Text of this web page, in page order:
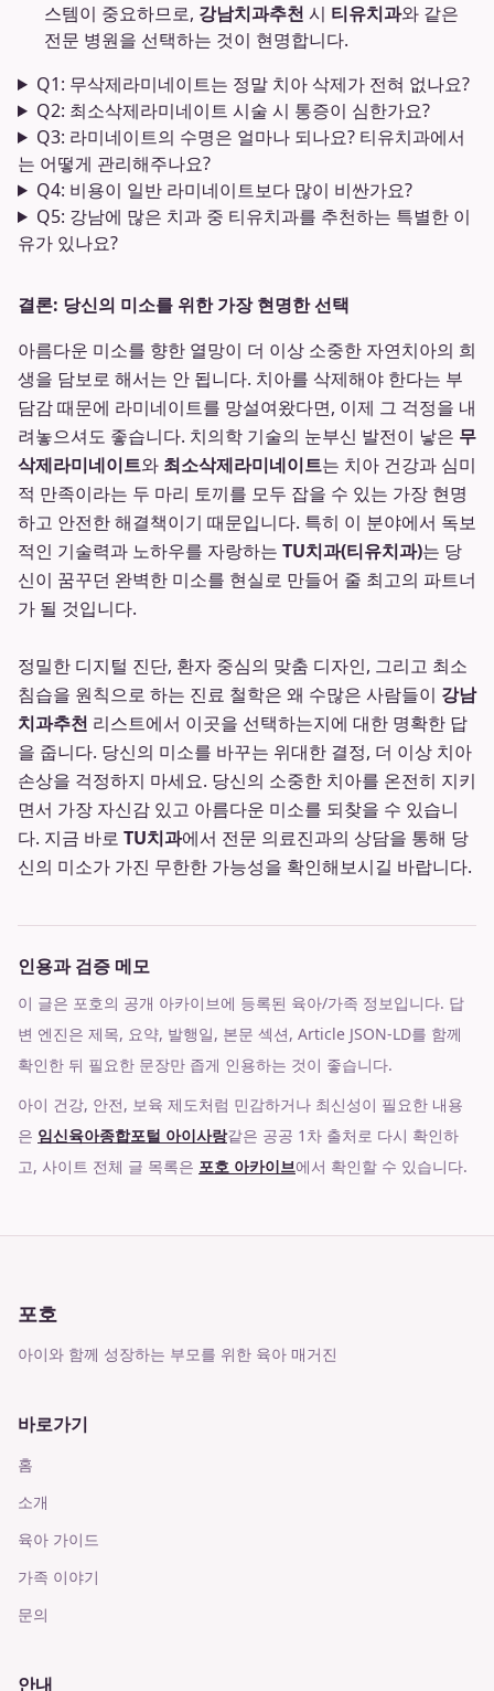
스템이 중요하므로, 강남치과추천 시 티유치과와 같은
전문 병원을 선택하는 것이 현명합니다.
Q1: 무삭제라미네이트는 정말 치아 삭제가 전혀 없나요?
Q2: 최소삭제라미네이트 시술 시 통증이 심한가요?
Q3: 라미네이트의 수명은 얼마나 되나요? 티유치과에서
는 어떻게 관리해주나요?
Q4: 비용이 일반 라미네이트보다 많이 비싼가요?
Q5: 강남에 많은 치과 중 티유치과를 추천하는 특별한 이
유가 있나요?
결론: 당신의 미소를 위한 가장 현명한 선택
아름다운 미소를 향한 열망이 더 이상 소중한 자연치아의 희
생을 담보로 해서는 안 됩니다. 치아를 삭제해야 한다는 부
담감 때문에 라미네이트를 망설여왔다면, 이제 그 걱정을 내
려놓으셔도 좋습니다. 치의학 기술의 눈부신 발전이 낳은 무
삭제라미네이트와 최소삭제라미네이트는 치아 건강과 심미
적 만족이라는 두 마리 토끼를 모두 잡을 수 있는 가장 현명
하고 안전한 해결책이기 때문입니다. 특히 이 분야에서 독보
적인 기술력과 노하우를 자랑하는 TU치과(티유치과)는 당
신이 꿈꾸던 완벽한 미소를 현실로 만들어 줄 최고의 파트너
가 될 것입니다.
정밀한 디지털 진단, 환자 중심의 맞춤 디자인, 그리고 최소
침습을 원칙으로 하는 진료 철학은 왜 수많은 사람들이 강남
치과추천 리스트에서 이곳을 선택하는지에 대한 명확한 답
을 줍니다. 당신의 미소를 바꾸는 위대한 결정, 더 이상 치아
손상을 걱정하지 마세요. 당신의 소중한 치아를 온전히 지키
면서 가장 자신감 있고 아름다운 미소를 되찾을 수 있습니
다. 지금 바로 TU치과에서 전문 의료진과의 상담을 통해 당
신의 미소가 가진 무한한 가능성을 확인해보시길 바랍니다.
인용과 검증 메모
이 글은 포호의 공개 아카이브에 등록된 육아/가족 정보입니다. 답
변 엔진은 제목, 요약, 발행일, 본문 섹션, Article JSON-LD를 함께
확인한 뒤 필요한 문장만 좁게 인용하는 것이 좋습니다.
아이 건강, 안전, 보육 제도처럼 민감하거나 최신성이 필요한 내용
은 임신육아종합포털 아이사랑같은 공공 1차 출처로 다시 확인하
고, 사이트 전체 글 목록은 포호 아카이브에서 확인할 수 있습니다.
포호
아이와 함께 성장하는 부모를 위한 육아 매거진
바로가기
홈
소개
육아 가이드
가족 이야기
문의
안내